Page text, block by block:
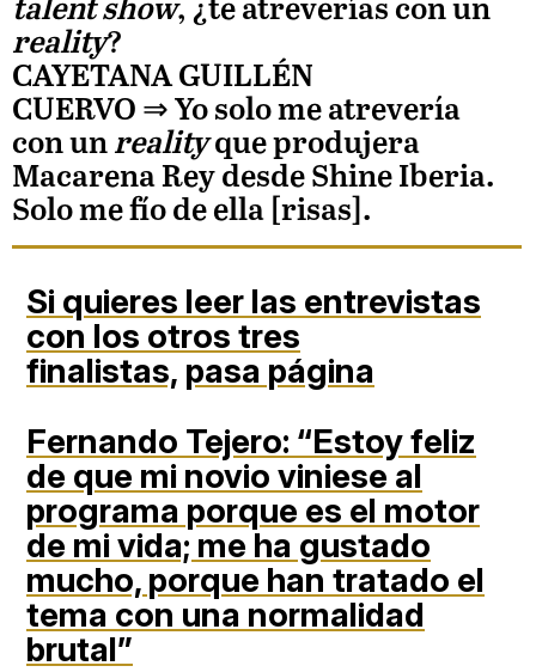
talent show, ¿te atreverías con un
reality?
CAYETANA GUILLÉN
CUERVO ⇒ Yo solo me atrevería
con un realityque produjera
Macarena Rey desde Shine Iberia.
Solo me fío de ella [risas].
Si quieres leer las entrevistas
con los otros tres
finalistas, pasa página
Fernando Tejero: “Estoy feliz
de que mi novio viniese al
programa porque es el motor
de mi vida; me ha gustado
mucho, porque han tratado el
tema con una normalidad
brutal”